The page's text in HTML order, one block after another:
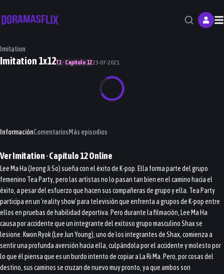
Imitation
Imitation 1x12T1 · Capítulo 1223-07-2021
InformaciónComentariosMás episodios
VerImitation· Capítulo12Online
Lee Ma Ha (Jeong Ji So) sueña con el éxito de K-pop. Ella forma parte del grupo
femenino Tea Party, pero las artistas no lo pasan tan bien en el camino hacia el
éxito, a pesar del esfuerzo que hacen sus compañeras de grupo y ella. Tea Party
participa en un 'reality show' para televisión que enfrenta a grupos de K-pop entre
ellos en pruebas de habilidad deportiva. Pero durante la filmación, Lee Ma Ha
causa por accidente que un integrante del exitoso grupo masculino Shax se
lesione. Kwon Ryok (Lee Jun Young), uno de los integrantes de Shax, comienza a
sentir una profunda aversión hacia ella, culpándola por el accidente y molesto por
lo que él piensa que es un burdo intento de copiar a La Ri Ma. Pero, por cosas del
destino, sus caminos se cruzan de nuevo muy pronto, ya que ambos son